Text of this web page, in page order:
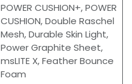
POWER CUSHION+, POWER
CUSHION, Double Raschel
Mesh, Durable Skin Light,
Power Graphite Sheet,
msLITE X, Feather Bounce
Foam